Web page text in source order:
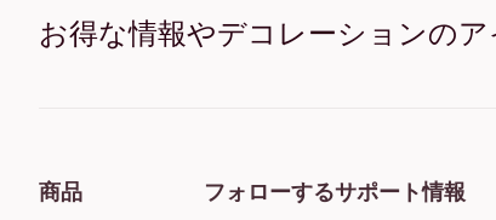
お得な情報やデコレーションの
商品 フォローするサポート情報